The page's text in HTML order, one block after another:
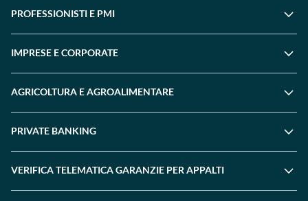
PROFESSIONISTI E PMI
IMPRESE E CORPORATE
AGRICOLTURA E AGROALIMENTARE
PRIVATE BANKING
VERIFICA TELEMATICA GARANZIE PER APPALTI